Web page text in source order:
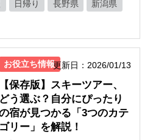
日帰り 長野県
新潟県
お役立ち情報更新日：2026/01/13
【保存版】スキーツアー、
どう選ぶ？自分にぴったり
宿が見つかる「3つのカテ
ゴリー」を解説！